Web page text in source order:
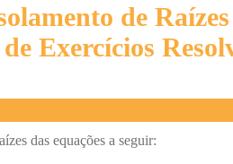
de
Exercícios
das equações a seguir: